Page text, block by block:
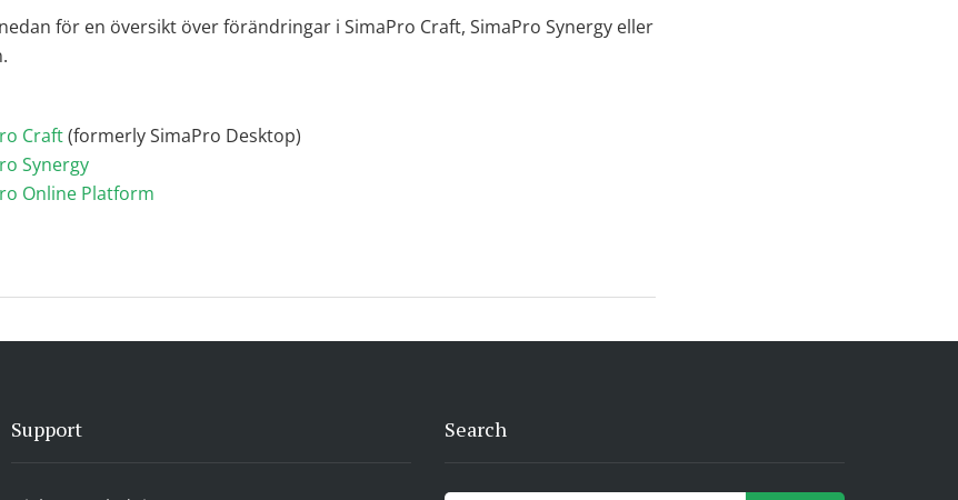
för en översikt över förändringar i SimaPro Craft, SimaPro Synergy eller
Craft(formerly SimaPro Desktop)
Synergy
Online Platform
Support Search